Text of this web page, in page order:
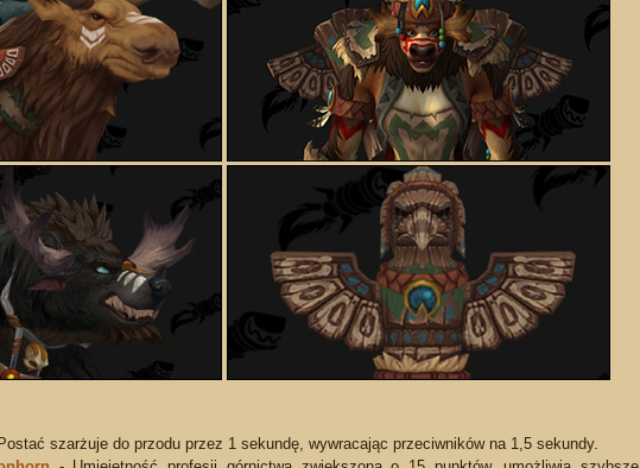
szarżuje do przodu przez 1 sekundę, wywracając przeciwników na 1,5 sekundy.